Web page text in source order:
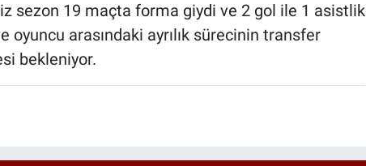
sezon 19 maçta forma giydi ve 2 gol ile 1 asistlik
arasındaki ayrılık sürecinin transfer
bekleniyor.